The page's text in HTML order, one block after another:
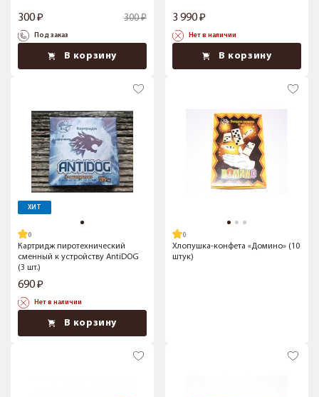
300 300
Под заказ
В корзину
3 990
Нет в наличии
В корзину
ХИТ
Картридж пиротехнический
сменный к устройству AntiDOG
(3 шт.)
690
Нет в наличии
В корзину
Хлопушка-конфета «Домино» (10
штук)